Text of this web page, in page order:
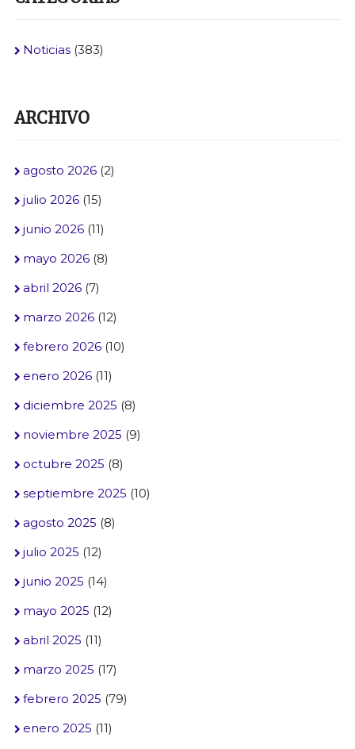
Noticias(383)
ARCHIVO
agosto 2026(2)
julio 2026(15)
junio 2026(11)
mayo 2026(8)
abril 2026(7)
marzo 2026(12)
febrero 2026(10)
enero 2026(11)
diciembre 2025 (8)
noviembre 2025 (9)
octubre 2025 (8)
septiembre 2025 (10)
agosto 2025 (8)
julio 2025 (12)
junio 2025 (14)
mayo 2025 (12)
abril 2025 (11)
marzo 2025 (17)
febrero 2025 (79)
enero 2025 (11)